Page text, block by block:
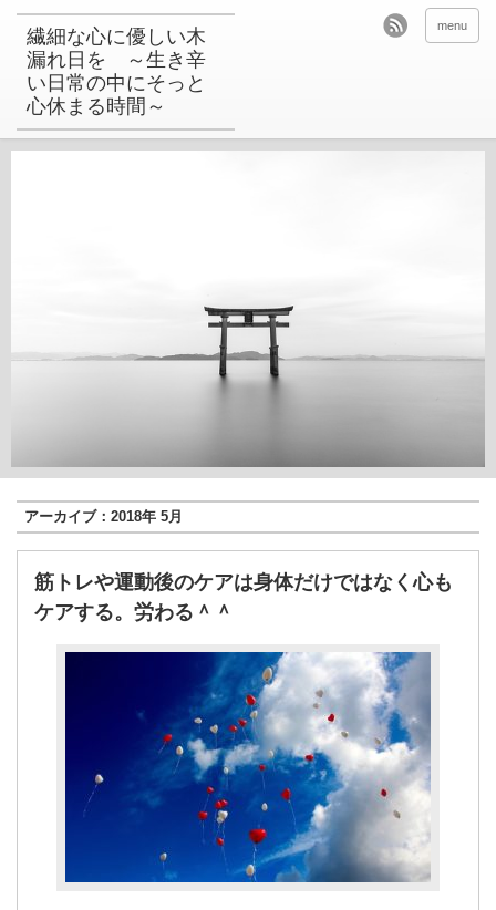
繊細な心に優しい木
漏れ日を ～生き辛
い日常の中にそっと
心休まる時間～
menu
アーカイブ：2018年 5月
筋トレや運動後のケアは身体だけではなく心も
ケアする。労わる＾＾